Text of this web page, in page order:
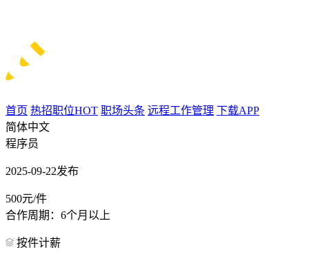
首页 热招职位HOT 职场头条 远程工作管理 下载APP
简体中文
程序员
2025-09-22发布
500元/件
合作周期：6个月以上
按件计薪